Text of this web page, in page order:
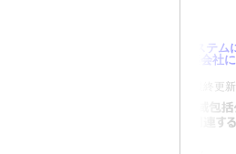
地域包括ケアシステ
製薬会社
最終更